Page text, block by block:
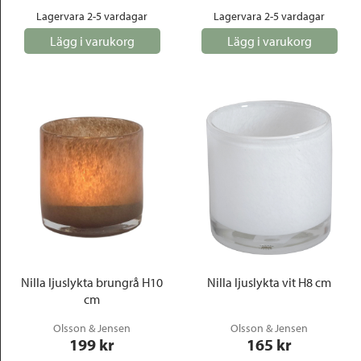
Lagervara 2-5 vardagar
Lägg i varukorg
Lagervara 2-5 vardagar
Lägg i varukorg
Nilla ljuslykta brungrå H10
cm
Olsson & Jensen
199 kr
Nilla ljuslykta vit H8 cm
Olsson & Jensen
165 kr